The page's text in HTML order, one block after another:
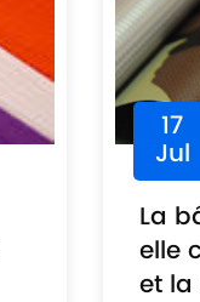
17
Jul
La
elle
et la